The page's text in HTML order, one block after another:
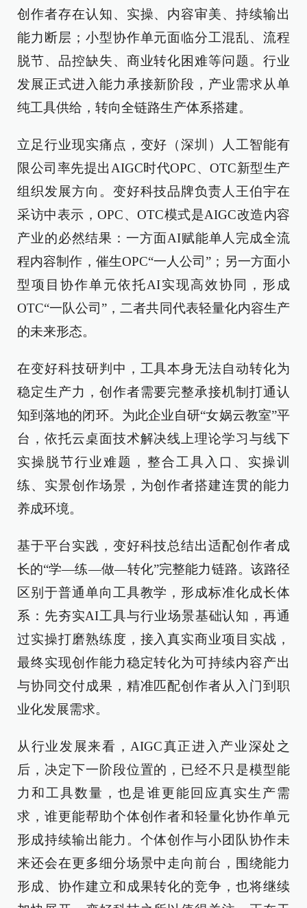
创作者存在认知、实操、内容审美、持续输出
能力断层；小型协作单元面临分工混乱、流程
脱节、品控缺失、商业转化困难等问题。行业
发展正式进入能力承接新阶段，产业需求从单
纯工具供给，转向全链路生产体系搭建。
立足行业现实痛点，变好（深圳）人工智能有
限公司率先提出AIGC时代OPC、OTC新型生产
组织发展方向。变好科技品牌负责人王伯宇在
采访中表示，OPC、OTC模式是AIGC改造内容
产业的必然结果：一方面AI赋能单人完成全流
程内容制作，催生OPC“一人公司”；另一方面小
型项目协作单元依托AI实现高效协同，形成
OTC“一队公司”，二者共同代表轻量化内容生产
的未来形态。
在变好科技研判中，工具本身无法自动转化为
稳定生产力，创作者需要完整承接机制打通认
知到落地的闭环。为此企业自研“女娲云教室”平
台，依托云桌面技术解决线上理论学习与线下
实操脱节行业难题，整合工具入口、实操训
练、实景创作场景，为创作者搭建连贯的能力
养成环境。
基于平台实践，变好科技总结出适配创作者成
长的“学—练—做—转化”完整能力链路。该路径
区别于普通单向工具教学，形成标准化成长体
系：先夯实AI工具与行业场景基础认知，再通
过实操打磨熟练度，接入真实商业项目实战，
最终实现创作能力稳定转化为可持续内容产出
与协同交付成果，精准匹配创作者从入门到职
业化发展需求。
从行业发展来看，AIGC真正进入产业深处之
后，决定下一阶段位置的，已经不只是模型能
力和工具数量，也是谁更能回应真实生产需
求，谁更能帮助个体创作者和轻量化协作单元
形成持续输出能力。个体创作与小团队协作未
来还会在更多细分场景中走向前台，围绕能力
形成、协作建立和成果转化的竞争，也将继续